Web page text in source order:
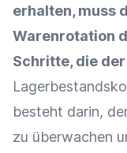
erhalten, muss
Warenrotation
Schritte, die
besteht darin,
zu überwachen